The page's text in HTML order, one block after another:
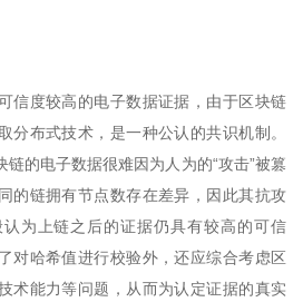
信度较高的电子数据证据，由于区块链
分布式技术，是一种公认的共识机制。
链的电子数据很难因为人为的“攻击”被篡
的链拥有节点数存在差异，因此其抗攻
为上链之后的证据仍具有较高的可信
对哈希值进行校验外，还应综合考虑区
术能力等问题，从而为认定证据的真实